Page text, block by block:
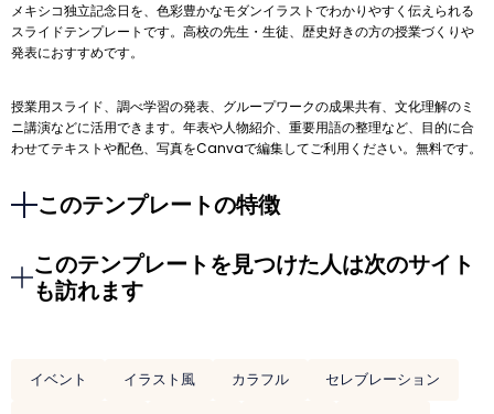
メキシコ独立記念日を、色彩豊かなモダンイラストでわかりやすく伝えられる
スライドテンプレートです。高校の先生・生徒、歴史好きの方の授業づくりや
発表におすすめです。
授業用スライド、調べ学習の発表、グループワークの成果共有、文化理解のミ
ニ講演などに活用できます。年表や人物紹介、重要用語の整理など、目的に合
わせてテキストや配色、写真をCanvaで編集してご利用ください。無料です。
このテンプレートの特徴
このテンプレートを見つけた人は次のサイト
も訪れます
イベント イラスト風 カラフル
セレブレーション